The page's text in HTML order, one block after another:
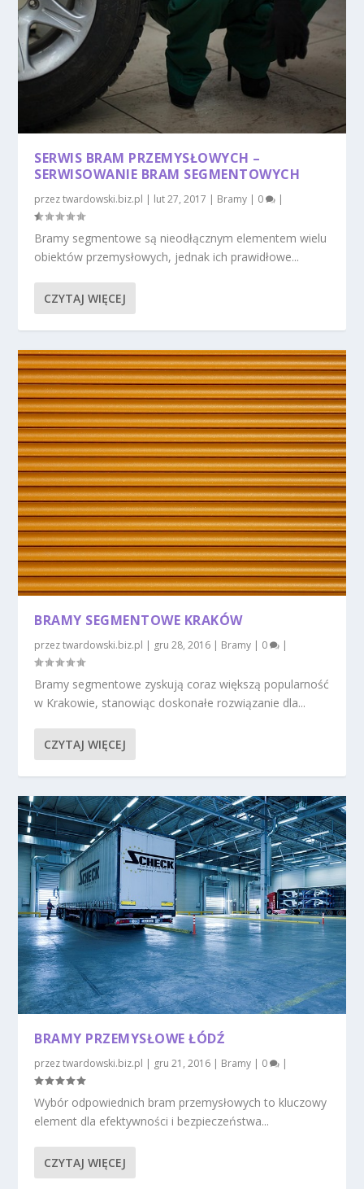
SERWIS BRAM PRZEMYSŁOWYCH –
SERWISOWANIE BRAM SEGMENTOWYCH
przeztwardowski.biz.pl | lut 27, 2017 | Bramy | 0 |
Bramy segmentowe są nieodłącznym elementem wielu
obiektów przemysłowych, jednak ich prawidłowe...
CZYTAJ WIĘCEJ
BRAMY SEGMENTOWE KRAKÓW
przeztwardowski.biz.pl | gru 28, 2016 | Bramy | 0 |
Bramy segmentowe zyskują coraz większą popularność
w Krakowie, stanowiąc doskonałe rozwiązanie dla...
CZYTAJ WIĘCEJ
BRAMY PRZEMYSŁOWE ŁÓDŹ
przeztwardowski.biz.pl gru 21, 2016 Bramy 0
Wybór odpowiednich bram przemysłowych to kluczowy
element dla efektywności i bezpieczeństwa...
CZYTAJ WIĘCEJ